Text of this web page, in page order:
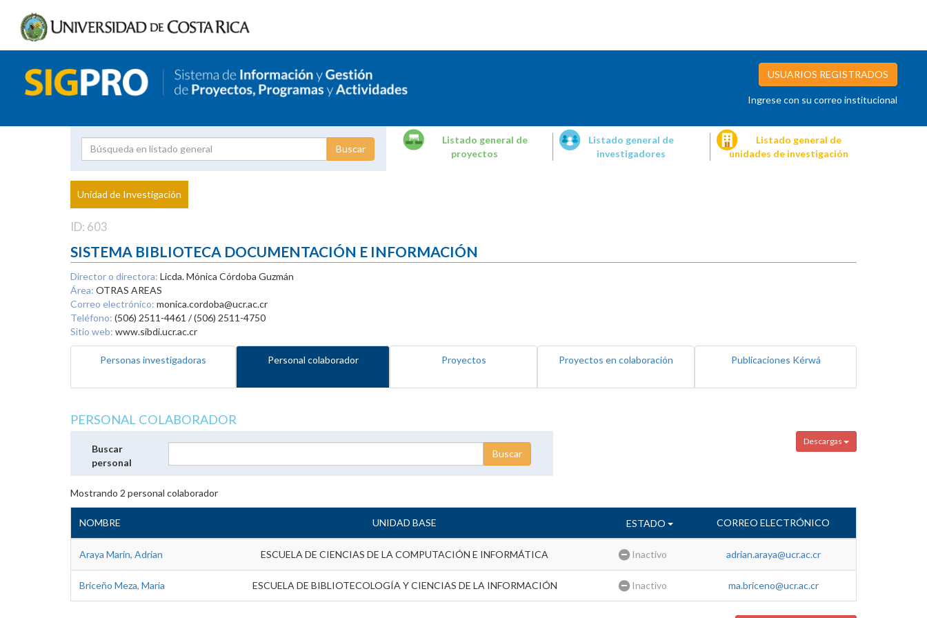
USUARIOS REGISTRADOS
Ingrese con su correo institucional
Proyecto
Investigador
Listado general de
proyectos
Listado general de
investigadores
Listado general de
unidades de investigación
Unidad de Investigación
ID: 603
SISTEMA BIBLIOTECA DOCUMENTACIÓN E INFORMACIÓN
Director o directora: Licda. Mónica Córdoba Guzmán
Área: OTRAS AREAS
Correo electrónico: monica.cordoba@ucr.ac.cr
Teléfono: (506) 2511-4461 / (506) 2511-4750
Sitio web: www.sibdi.ucr.ac.cr
Personas investigadoras Personal colaborador Proyectos Proyectos en colaboración Publicaciones Kérwá
PERSONAL COLABORADOR
Descargas
Buscar
personal
Mostrando 2 personal colaborador
NOMBRE UNIDAD BASE ESTADO CORREO ELECTRÓNICO
Araya Marin, Adrian ESCUELA DE CIENCIAS DE LA COMPUTACIÓN E INFORMÁTICA Inactivo adrian.araya@ucr.ac.cr
Briceño Meza, Maria ESCUELA DE BIBLIOTECOLOGÍA Y CIENCIAS DE LA INFORMACIÓN Inactivo ma.briceno@ucr.ac.cr